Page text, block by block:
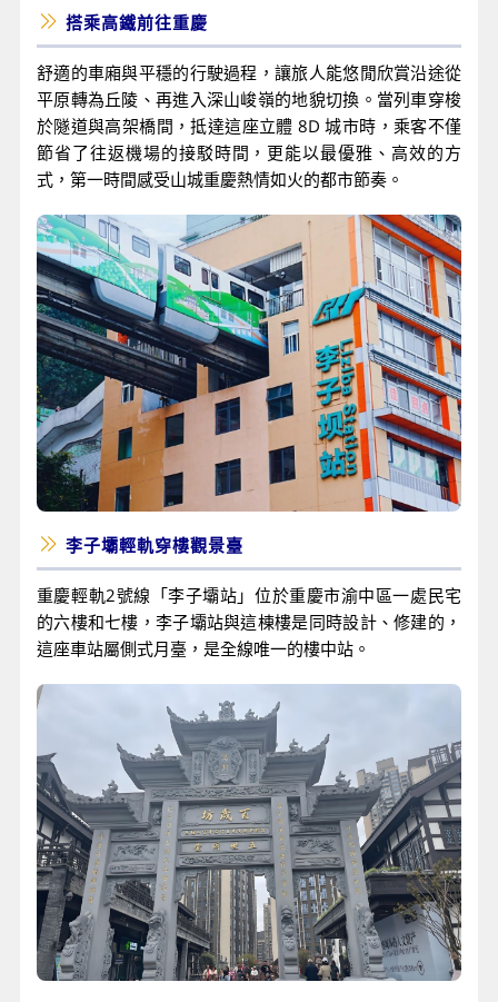
搭乘高鐵前往重慶
舒適的車廂與平穩的行駛過程，讓旅人能悠閒欣賞沿途從
平原轉為丘陵、再進入深山峻嶺的地貌切換。當列車穿梭
於隧道與高架橋間，抵達這座立體 8D 城市時，乘客不僅
節省了往返機場的接駁時間，更能以最優雅、高效的方
式，第一時間感受山城重慶熱情如火的都市節奏。
李子壩輕軌穿樓觀景臺
重慶輕軌2號線「李子壩站」位於重慶市渝中區一處民宅
的六樓和七樓，李子壩站與這棟樓是同時設計、修建的，
這座車站屬側式月臺，是全線唯一的樓中站。